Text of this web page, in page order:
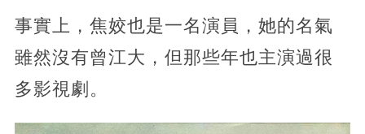
事實上，焦姣也是一名演員，她的名氣
雖然沒有曾江大，但那些年也主演過很
多影視劇。